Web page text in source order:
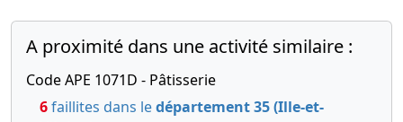
A proximité dans une activité similaire :
Code APE 1071D - Pâtisserie
6faillites dans ledépartement 35 (Ille-et-